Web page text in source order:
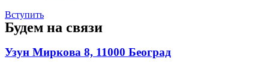
Вступить
Будем на связи
Узун Миркова 8, 11000 Београд